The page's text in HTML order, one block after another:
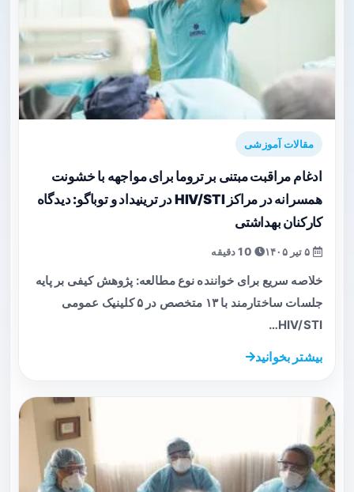
مقالات آموزشی
ادغام مراقبت مبتنی بر تروما برای مواجهه با خشونت
همسرانه در مراکز HIV/STI در ترینیداد و توباگو: دیدگاه
کارکنان بهداشتی
خلاصه سریع برای خواننده نوع مطالعه: پژوهش کیفی بر پایه
جلسات ساختارمند با ۱۳ متخصص در ۵ کلینیک عمومی
HIV/STI…
بیشتر بخوانید